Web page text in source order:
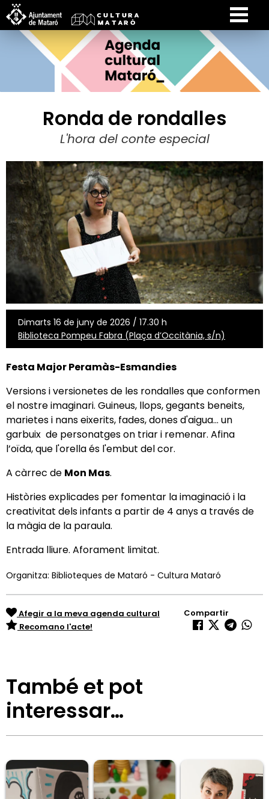
Ronda de rondalles
L'hora del conte especial
Dimarts 16 de juny de 2026 / 17.30 h
Biblioteca Pompeu Fabra (Plaça d’Occitània, s/n)
Festa Major Peramàs-Esmandies
Versions i versionetes de les rondalles que conformen
el nostre imaginari. Guineus, llops, gegants beneits,
marietes i nans eixerits, fades, dones d'aigua... un
garbuix de personatges on triar i remenar. Afina
l’oïda, que l'orella és l'embut del cor.
A càrrec de Mon Mas.
Històries explicades per fomentar la imaginació i la
creativitat dels infants a partir de 4 anys a través de
la màgia de la paraula.
Entrada lliure. Aforament limitat.
Organitza: Biblioteques de Mataró - Cultura Mataró
Afegir a la meva agenda cultural
Recomano l'acte!
Compartir
També et pot
interessar…